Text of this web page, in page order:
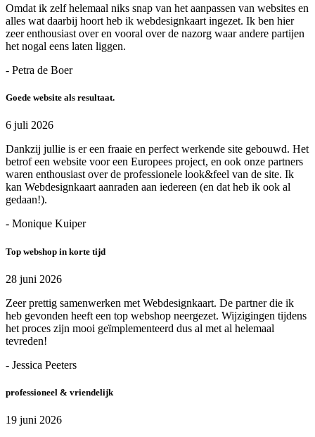
Omdat ik zelf helemaal niks snap van het aanpassen van websites en
alles wat daarbij hoort heb ik webdesignkaart ingezet. Ik ben hier
zeer enthousiast over en vooral over de nazorg waar andere partijen
het nogal eens laten liggen.
- Petra de Boer
Goede website als resultaat.
6 juli 2026
Dankzij jullie is er een fraaie en perfect werkende site gebouwd. Het
betrof een website voor een Europees project, en ook onze partners
waren enthousiast over de professionele look&feel van de site. Ik
kan Webdesignkaart aanraden aan iedereen (en dat heb ik ook al
gedaan!).
- Monique Kuiper
Top webshop in korte tijd
28 juni 2026
Zeer prettig samenwerken met Webdesignkaart. De partner die ik
heb gevonden heeft een top webshop neergezet. Wijzigingen tijdens
het proces zijn mooi geïmplementeerd dus al met al helemaal
tevreden!
- Jessica Peeters
professioneel & vriendelijk
19 juni 2026